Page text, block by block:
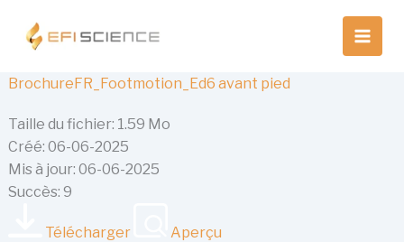
contenu
BrochureFR_Footmotion_Ed6 avant pied
Taille du fichier: 1.59 Mo
Créé: 06-06-2025
Mis à jour: 06-06-2025
Succès: 9
Télécharger Aperçu